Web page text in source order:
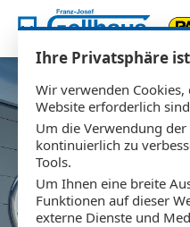
Ihre Privatsphäre
Wir verwenden
Website erforderlich
Um die Verwendung
kontinuierlich zu
Tools.
Um Ihnen eine breite
Funktionen auf dieser
externe Dienste und